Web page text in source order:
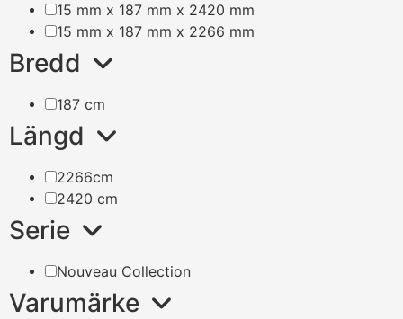
15 mm x 187 mm x 2420 mm
15 mm x 187 mm x 2266 mm
Bredd
187 cm
Längd
2266cm
2420 cm
Serie
Nouveau Collection
Varumärke